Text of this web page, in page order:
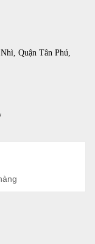
Quận Tân Phú,